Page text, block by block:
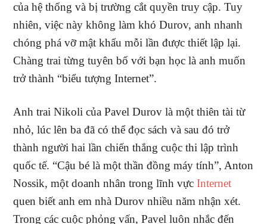
của hệ thống và bị trường cắt quyền truy cập. Tuy
nhiên, việc này không làm khó Durov, anh nhanh
chóng phá vỡ mật khẩu mỗi lần được thiết lập lại.
Chàng trai từng tuyên bố với bạn học là anh muốn
trở thành “biểu tượng Internet”.
Anh trai Nikoli của Pavel Durov là một thiên tài từ
nhỏ, lúc lên ba đã có thể đọc sách và sau đó trở
thành người hai lần chiến thắng cuộc thi lập trình
quốc tế. “Cậu bé là một thần đồng máy tính”, Anton
Nossik, một doanh nhân trong lĩnh vựcInternet
quen biết anh em nhà Durov nhiều năm nhận xét.
Trong các cuộc phỏng vấn, Pavel luôn nhắc đến